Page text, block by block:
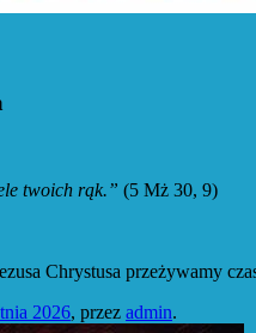
twoich rąk.” (5 Mż 30, 9)
Chrystusa przeżywamy
2026, przez admin.